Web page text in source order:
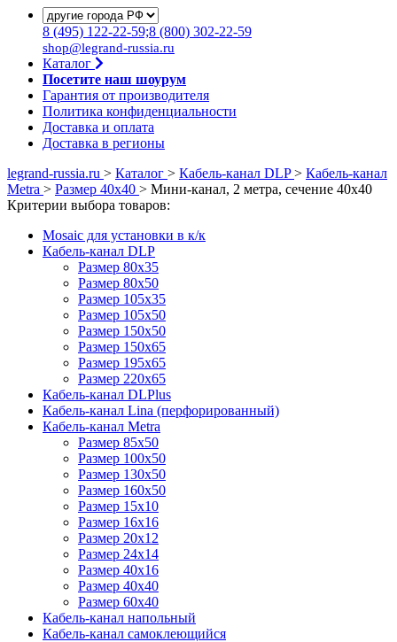
8 (495) 122-22-59;8 (800) 302-22-59
shop@legrand-russia.ru
Каталог
Посетите наш шоурум
Гарантия от производителя
Политика конфиденциальности
Доставка и оплата
Доставка в регионы
legrand-russia.ru > Каталог > Кабель-канал DLP > Кабель-канал
Metra > Размер 40x40 > Мини-канал, 2 метра, сечение 40x40
Критерии выбора товаров:
Mosaic для установки в к/к
Кабель-канал DLP
Размер 80х35
Размер 80х50
Размер 105х35
Размер 105х50
Размер 150х50
Размер 150х65
Размер 195х65
Размер 220х65
Кабель-канал DLPlus
Кабель-канал Lina (перфорированный)
Кабель-канал Metra
Размер 85x50
Размер 100х50
Размер 130x50
Размер 160x50
Размер 15x10
Размер 16x16
Размер 20x12
Размер 24x14
Размер 40x16
Размер 40x40
Размер 60x40
Кабель-канал напольный
Кабель-канал самоклеющийся